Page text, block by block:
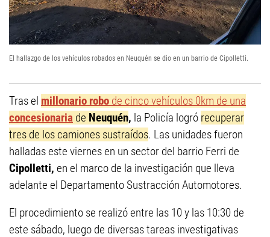
El hallazgo de los vehículos robados en Neuquén se dio en un barrio de Cipolletti.
Tras el millonario robo de cinco vehículos 0km de una
concesionaria de Neuquén, la Policía logró recuperar
tres de los camiones sustraídos. Las unidades fueron
halladas este viernes en un sector del barrio Ferri de
Cipolletti, en el marco de la investigación que lleva
adelante el Departamento Sustracción Automotores.
El procedimiento se realizó entre las 10 y las 10:30 de
este sábado, luego de diversas tareas investigativas